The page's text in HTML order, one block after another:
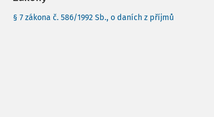
§ 7 zákona č. 586/1992 Sb., o daních z příjmů